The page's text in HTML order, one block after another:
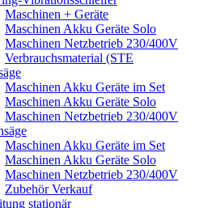
Maschinen + Geräte
Maschinen Akku Geräte Solo
Maschinen Netzbetrieb 230/400V
Verbrauchsmaterial (STE
Maschinen Akku Geräte im Set
Maschinen Akku Geräte Solo
Maschinen Netzbetrieb 230/400V
Maschinen Akku Geräte im Set
Maschinen Akku Geräte Solo
Maschinen Netzbetrieb 230/400V
Zubehör Verkauf
stationär